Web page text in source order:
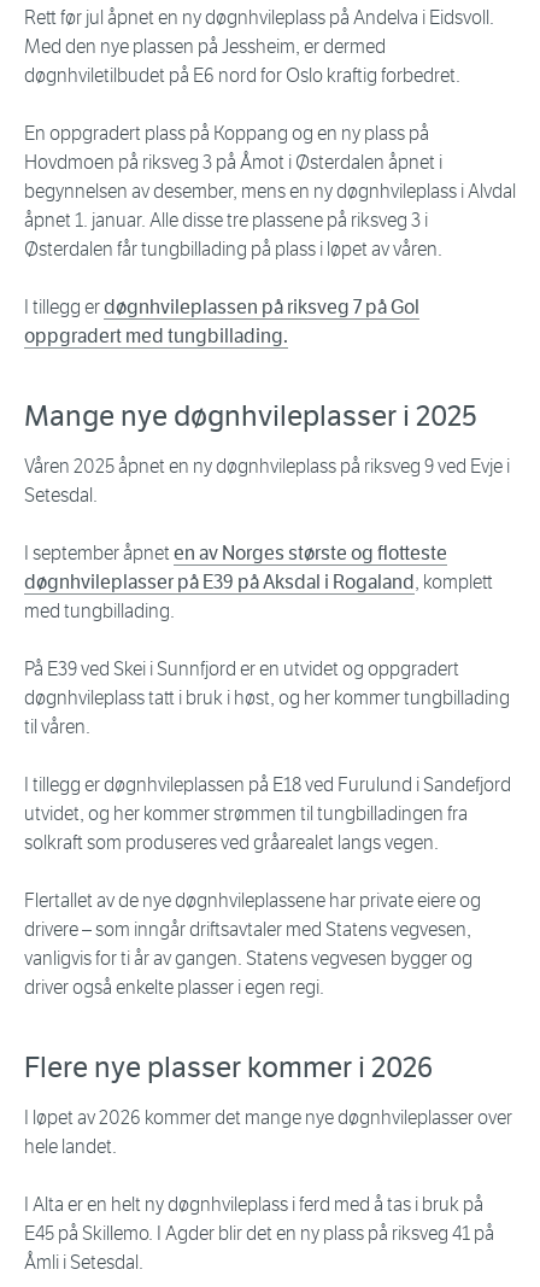
Rett før jul åpnet en ny døgnhvileplass på Andelva i Eidsvoll.
Med den nye plassen på Jessheim, er dermed
døgnhviletilbudet på E6 nord for Oslo kraftig forbedret.
En oppgradert plass på Koppang og en ny plass på
Hovdmoen på riksveg 3 på Åmot i Østerdalen åpnet i
begynnelsen av desember, mens en ny døgnhvileplass i Alvdal
åpnet 1. januar. Alle disse tre plassene på riksveg 3 i
Østerdalen får tungbillading på plass i løpet av våren.
I tillegg erdøgnhvileplassen på riksveg 7 på Gol
oppgradert med tungbillading.
Mange nye døgnhvileplasser i 2025
Våren 2025 åpnet en ny døgnhvileplass på riksveg 9 ved Evje i
Setesdal.
I september åpneten av Norges største og flotteste
døgnhvileplasser på E39 på Aksdal i Rogaland , komplett
med tungbillading.
På E39 ved Skei i Sunnfjord er en utvidet og oppgradert
døgnhvileplass tatt i bruk i høst, og her kommer tungbillading
til våren.
I tillegg er døgnhvileplassen på E18 ved Furulund i Sandefjord
utvidet, og her kommer strømmen til tungbilladingen fra
solkraft som produseres ved gråarealet langs vegen.
Flertallet av de nye døgnhvileplassene har private eiere og
drivere – som inngår driftsavtaler med Statens vegvesen,
vanligvis for ti år av gangen. Statens vegvesen bygger og
driver også enkelte plasser i egen regi.
Flere nye plasser kommer i 2026
I løpet av 2026 kommer det mange nye døgnhvileplasser over
hele landet.
I Alta er en helt ny døgnhvileplass i ferd med å tas i bruk på
E45 på Skillemo. I Agder blir det en ny plass på riksveg 41 på
Åmli i Setesdal.